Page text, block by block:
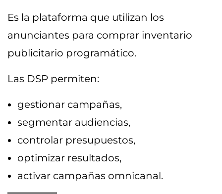
Es la plataforma que utilizan los
anunciantes para comprar inventario
publicitario programático.
Las DSP permiten:
gestionar campañas,
segmentar audiencias,
controlar presupuestos,
optimizar resultados,
activar campañas omnicanal.